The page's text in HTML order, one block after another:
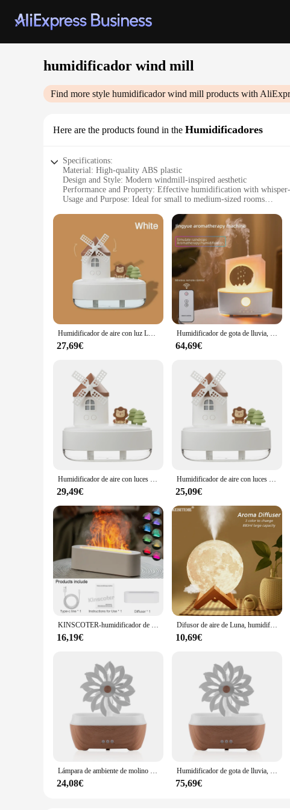
humidificador wind mill
Find more style humidificador wind mill products with
Here are the products found in the Humidificadores
Specifications:
Material: High-quality ABS plastic
Design and Style: Modern windmill-inspired aesthetic
Performance and Property: Effective humidification with
Usage and Purpose: Ideal for small to medium-sized rooms
Parts and Accessories: Comes with a water tank and a set of filters
Features:
**Efficient Humidification and Whisper-Quiet Operation**
The humidificador wind mill is a marvel of modern design that
that not only adds a touch of elegance to your space but also
making it perfect for use in bedrooms, offices, or any room where
**Versatile and User-Friendly**
This humidifier is designed to cater to a variety of scenarios,
the benefits of humidity wherever you need it. The user-
to maintain the quality of the humidification process, ensuring
**Eco-Friendly and Energy-Efficient**
quality in your home or seeking a reliable product to offer to
Humidificador de aire con luz LED para el hogar y la Oficina, generador de niebla musical, pulverizador silencioso, purificador de aire de escritorio, 650ml
27,69€
Humidificador de gota de lluvia, molino de viento giratorio, máquina de aromaterapia con Control remoto, luz nocturna de 7 colores, difusor de aceite esencial para dormitorio
64,69€
Humidificador de aire con luces LED, purificador de aire con forma de molino de viento musical, humidificadores de escritorio silenciosos, adornos decorativos, 650ml
29,49€
Humidificador de aire con luces LED, purificador con forma de molino de viento musical, fabricante de niebla para sala de estar y dormitorio, 650ml
25,09€
KINSCOTER-humidificador de aire de llama colorida, difusor de aceites esenciales Ultra silencioso para el hogar, la habitación y la Oficina, 150ml
16,19€
Difusor de aire de Luna, humidificador de aire portátil ultrasónico, tirador de aire USB, luz nocturna de luna llena, decoración del hogar, 880ML
10,69€
Lámpara de ambiente de molino de viento, Humidificador ultrasónico de llama de volcán, temporizador de luz, difusor de aceite esencial
24,08€
Humidificador de gota de lluvia, molino de viento giratorio, máquina de aromaterapia, Control remoto, de 7 colores luz nocturna, difusor de aceite esencial para dormitorio
75,69€